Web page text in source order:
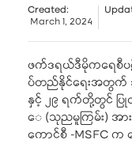
Created:
March 1, 2024
ဖက်ဒရယ်ဒီမိုကရေစီပ
ပ်တည်နိုင်ရေးအတွက်
နှင့် ၂၉ ရက်တို့တွင် ပြု
ေ (သုညမူကြမ်း) အာ
ကောင်စီ -MSFC က